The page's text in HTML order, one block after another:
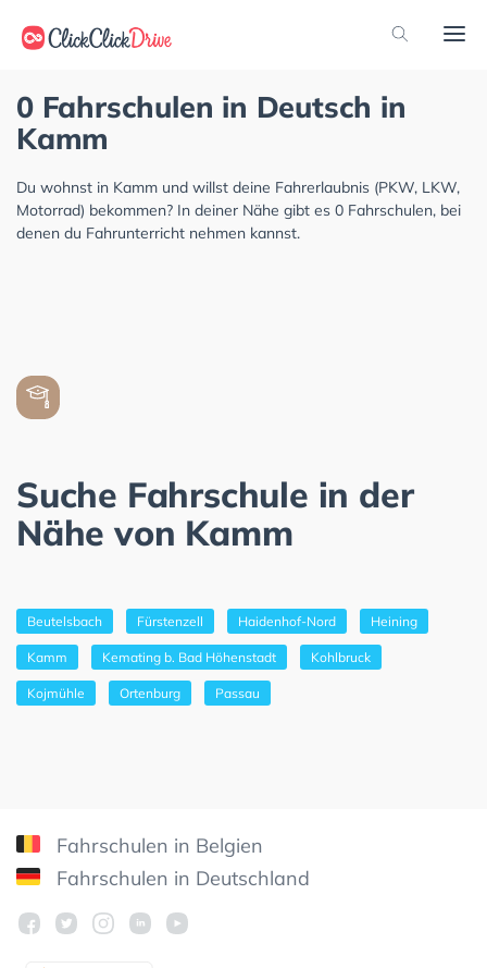
0 Fahrschulen in Deutsch in
Kamm
Du wohnst in Kamm und willst deine Fahrerlaubnis (PKW, LKW,
Motorrad) bekommen? In deiner Nähe gibt es 0 Fahrschulen, bei
denen du Fahrunterricht nehmen kannst.
Suche Fahrschule in der
Nähe von Kamm
Beutelsbach Fürstenzell Haidenhof-Nord Heining
Kamm Kemating b. Bad Höhenstadt Kohlbruck
Kojmühle Ortenburg Passau
Fahrschulen in Belgien
Fahrschulen in Deutschland